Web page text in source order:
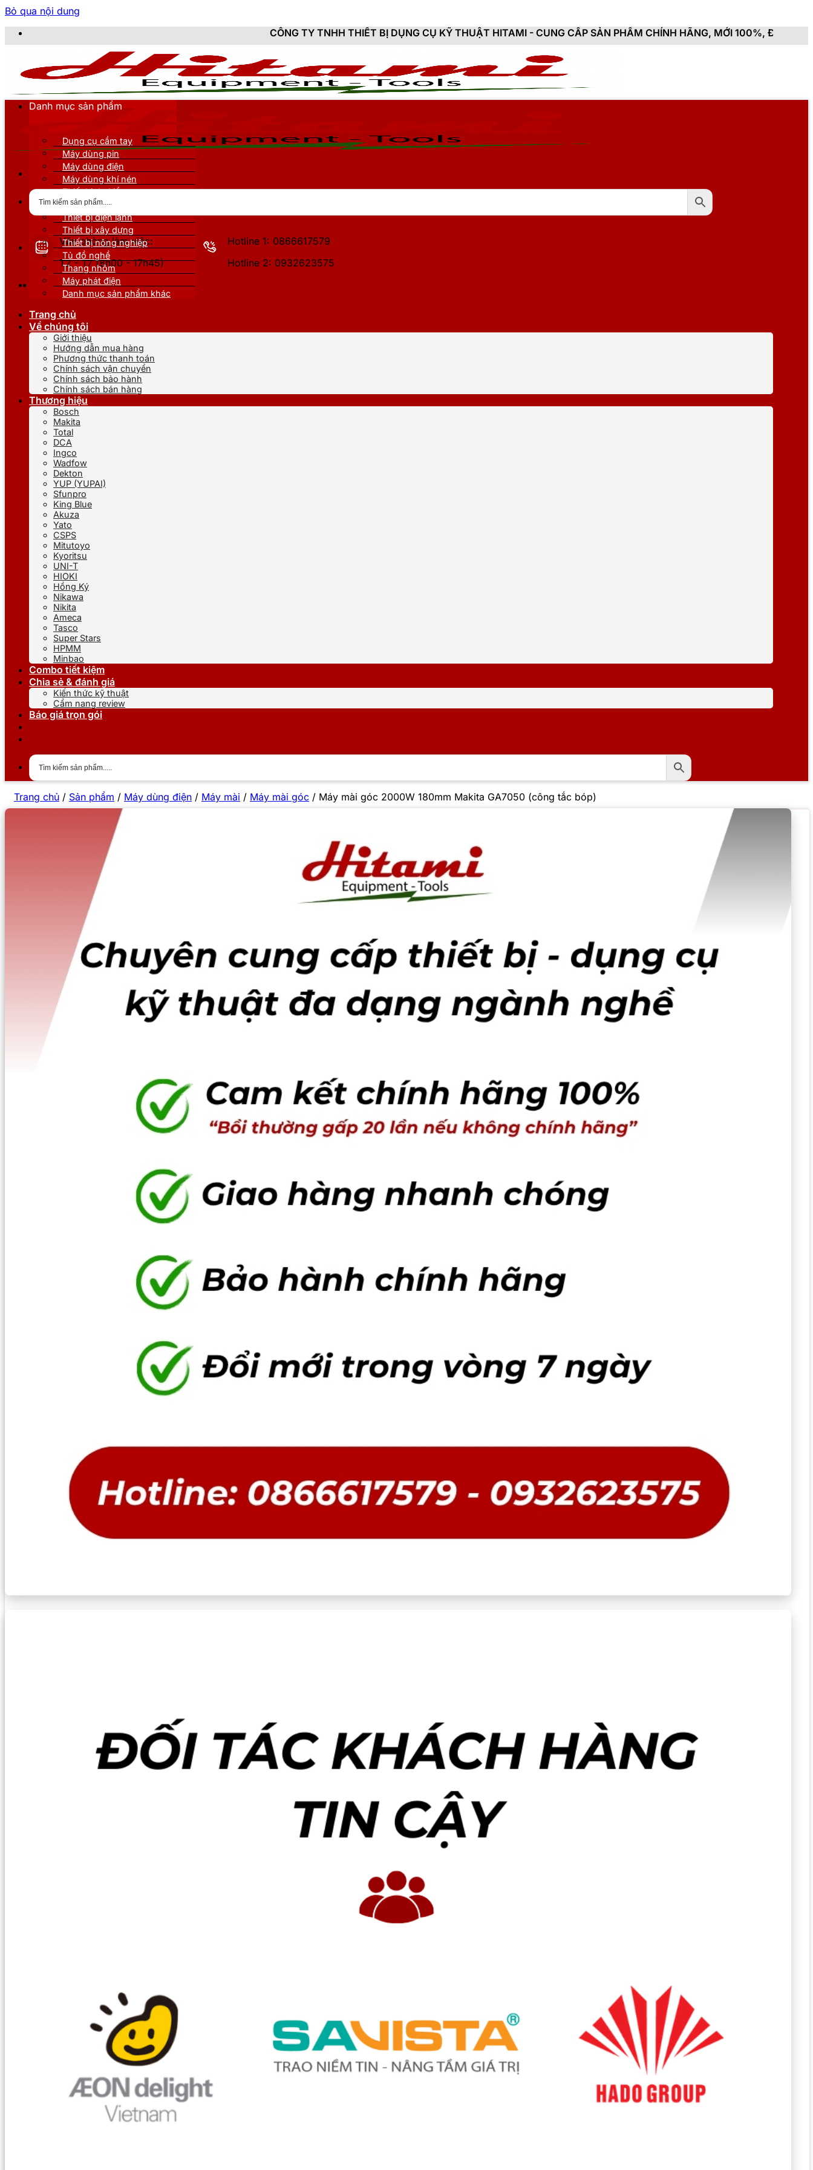
Bỏ qua nội dung
CÔNG TY TNHH THIẾT BỊ DỤNG CỤ KỸ THUẬT HITAMI - CUNG CẤP SẢN PHẨM CHÍNH HÃNG, MỚI 100%, ĐẦY ĐỦ CHỨNG TỪ,
Văn phòng làm việc:
T2 - T7 (8h00 - 17h45)
Hotline 1: 0866617579
Hotline 2: 0932623575
Danh mục sản phẩm
Dụng cụ cầm tay
Máy dùng pin
Máy dùng điện
Máy dùng khí nén
Thiết bị đo kiểm
Thiết bị nâng đỡ
Thiết bị điện lạnh
Thiết bị xây dựng
Thiết bị nông nghiệp
Tủ đồ nghề
Thang nhôm
Máy phát điện
Danh mục sản phẩm khác
Trang chủ
Về chúng tôi
Giới thiệu
Hướng dẫn mua hàng
Phương thức thanh toán
Chính sách vận chuyển
Chính sách bảo hành
Chính sách bán hàng
Thương hiệu
Bosch
Makita
Total
DCA
Ingco
Wadfow
Dekton
YUP (YUPAI)
Sfunpro
King Blue
Akuza
Yato
CSPS
Mitutoyo
Kyoritsu
UNI-T
HIOKI
Hồng Ký
Nikawa
Nikita
Ameca
Tasco
Super Stars
HPMM
Minbao
Combo tiết kiệm
Chia sẻ & đánh giá
Kiến thức kỹ thuật
Cẩm nang review
Báo giá trọn gói
Trang chủ / Sản phẩm / Máy dùng điện / Máy mài / Máy mài góc / Máy mài góc 2000W 180mm Makita GA7050 (công tắc bóp)